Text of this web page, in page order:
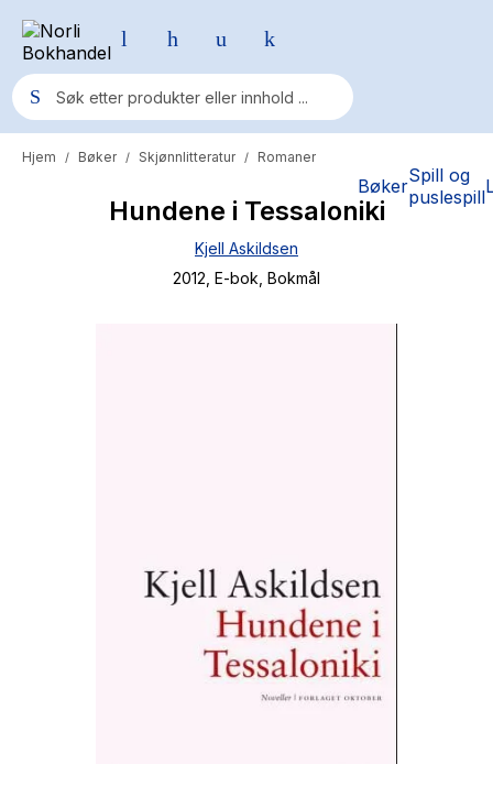
BøkerSpill og
puslespill
Populære søk
Pokemon
Fury Bound - Sable Sorensen
Hjem / Bøker / Skjønnlitteratur / Romaner
Hundene i Tessaloniki
Kjell Askildsen
2012 , E-bok , Bokmål